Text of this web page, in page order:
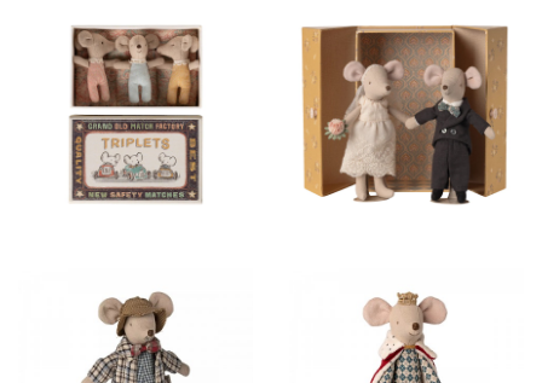
28,00 € 85,00 €